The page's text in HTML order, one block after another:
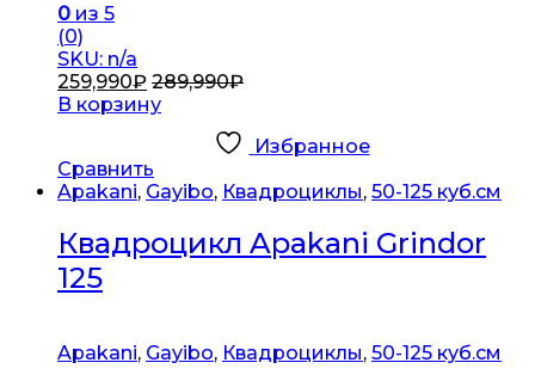
0 из 5
(0)
SKU: n/a
259,990₽ 289,990₽
В корзину
Избранное
Сравнить
Apakani, Gayibo, Квадроциклы, 50-125 куб.см
Квадроцикл Apakani Grindor
125
Apakani, Gayibo, Квадроциклы, 50-125 куб.см